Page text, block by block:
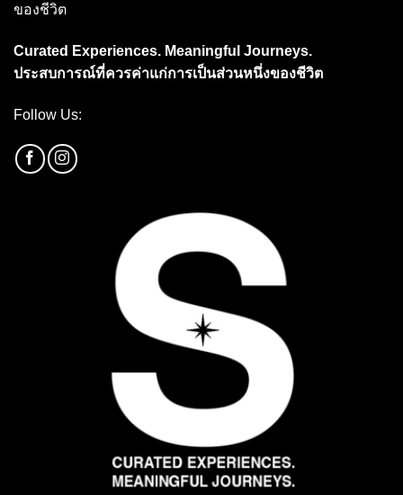
ของชีวิต
Curated Experiences. Meaningful Journeys.
ประสบการณ์ที่ควรค่าแก่การเป็นส่วนหนึ่งของชีวิต
Follow Us: